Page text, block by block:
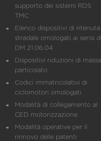
supporto dei sistemi RDS
TMC
Elenco dispositivi di ritenuta
stradale omologati ai sensi
DM 21.06.04
Dispositivi riduzioni di massa
particolato
Codici immatricolativi di
ciclomotori omologati
Modalità di collegamento al
CED motorizzazione
Modalità operative per il
rinnovo delle patenti